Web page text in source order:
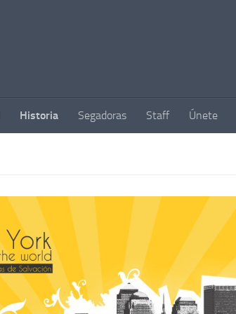
Historia Segadoras Staff Únete